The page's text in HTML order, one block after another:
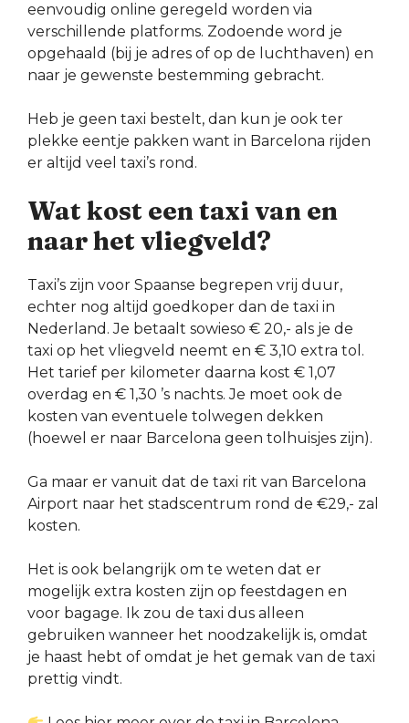
eenvoudig online geregeld worden via
verschillende platforms. Zodoende word je
opgehaald (bij je adres of op de luchthaven) en
naar je gewenste bestemming gebracht.
Heb je geen taxi bestelt, dan kun je ook ter
plekke eentje pakken want in Barcelona rijden
er altijd veel taxi’s rond.
Wat kost een taxi van en
naar het vliegveld?
Taxi’s zijn voor Spaanse begrepen vrij duur,
echter nog altijd goedkoper dan de taxi in
Nederland. Je betaalt sowieso € 20,- als je de
taxi op het vliegveld neemt en € 3,10 extra tol.
Het tarief per kilometer daarna kost € 1,07
overdag en € 1,30 ’s nachts. Je moet ook de
kosten van eventuele tolwegen dekken
(hoewel er naar Barcelona geen tolhuisjes zijn).
Ga maar er vanuit dat de taxi rit van Barcelona
Airport naar het stadscentrum rond de €29,- zal
kosten.
Het is ook belangrijk om te weten dat er
mogelijk extra kosten zijn op feestdagen en
voor bagage. Ik zou de taxi dus alleen
gebruiken wanneer het noodzakelijk is, omdat
je haast hebt of omdat je het gemak van de taxi
prettig vindt.